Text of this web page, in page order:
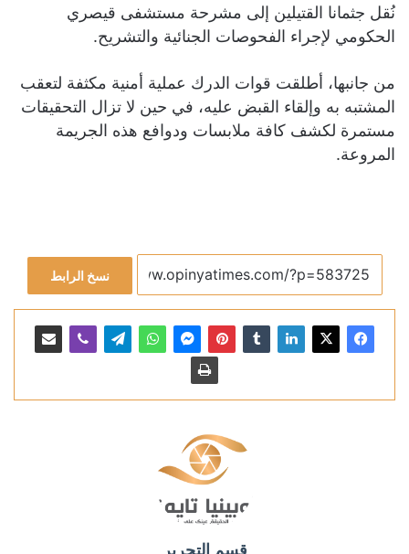
نُقل جثمانا القتيلين إلى مشرحة مستشفى قيصري
الحكومي لإجراء الفحوصات الجنائية والتشريح.
من جانبها، أطلقت قوات الدرك عملية أمنية مكثفة لتعقب
المشتبه به وإلقاء القبض عليه، في حين لا تزال التحقيقات
مستمرة لكشف كافة ملابسات ودوافع هذه الجريمة
المروعة.
نسخ الرابط
قسم التحرير